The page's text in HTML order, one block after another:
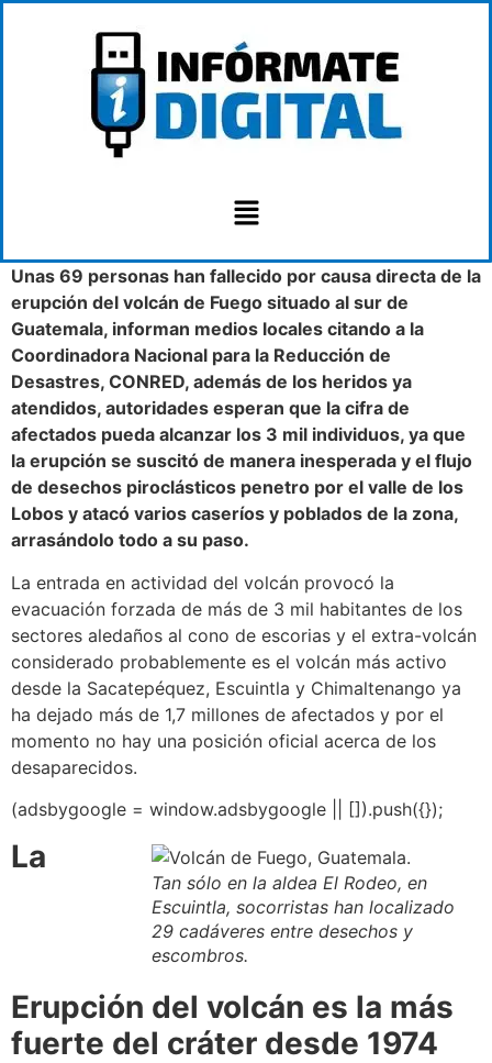
Unas 69 personas han fallecido por causa directa de la
erupción del volcán de Fuego situado al sur de
Guatemala, informan medios locales citando a la
Coordinadora Nacional para la Reducción de
Desastres, CONRED, además de los heridos ya
atendidos, autoridades esperan que la cifra de
afectados pueda alcanzar los 3 mil individuos, ya que
la erupción se suscitó de manera inesperada y el flujo
de desechos piroclásticos penetro por el valle de los
Lobos y atacó varios caseríos y poblados de la zona,
arrasándolo todo a su paso.
La entrada en actividad del volcán provocó la
evacuación forzada de más de 3 mil habitantes de los
sectores aledaños al cono de escorias y el extra-volcán
considerado probablemente es el volcán más activo
desde la Sacatepéquez, Escuintla y Chimaltenango ya
ha dejado más de 1,7 millones de afectados y por el
momento no hay una posición oficial acerca de los
desaparecidos.
(adsbygoogle = window.adsbygoogle || []).push({});
Tan sólo en la aldea El Rodeo, en
Escuintla, socorristas han localizado
29 cadáveres entre desechos y
escombros.
La
Erupción del volcán es la más
fuerte del cráter desde 1974